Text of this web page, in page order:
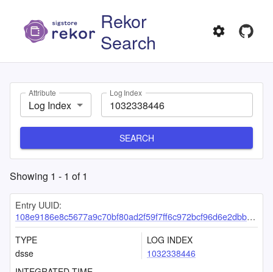
Rekor
Search
Attribute
Log Index
Log Index
SEARCH
Showing 1 - 1 of1
Entry UUID:
108e9186e8c5677a9c70bf80ad2f59f7ff6c972bcf96d6e2dbbbbc6c99f0cc3b88289bac7800fbe2
TYPE
dsse
LOG INDEX
1032338446